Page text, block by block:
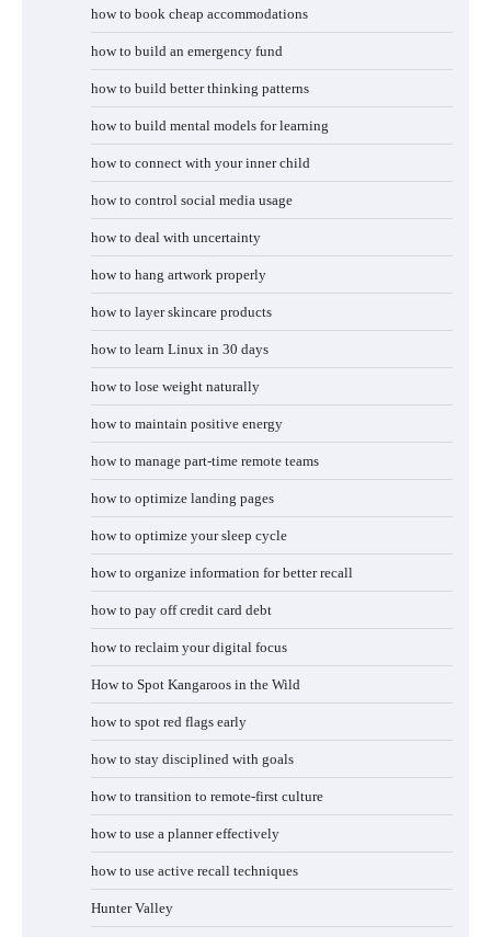
how to book cheap accommodations
how to build an emergency fund
how to build better thinking patterns
how to build mental models for learning
how to connect with your inner child
how to control social media usage
how to deal with uncertainty
how to hang artwork properly
how to layer skincare products
how to learn Linux in 30 days
how to lose weight naturally
how to maintain positive energy
how to manage part-time remote teams
how to optimize landing pages
how to optimize your sleep cycle
how to organize information for better recall
how to pay off credit card debt
how to reclaim your digital focus
How to Spot Kangaroos in the Wild
how to spot red flags early
how to stay disciplined with goals
how to transition to remote-first culture
how to use a planner effectively
how to use active recall techniques
Hunter Valley